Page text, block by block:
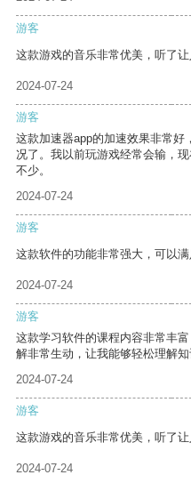
游客
这款游戏的音乐非常优美，听了让
2024-07-24
游客
这款加速器app的加速效果非常
况了。我以前玩游戏经常会输，
不少。
2024-07-24
游客
这款软件的功能非常强大，可以满
2024-07-24
游客
这款学习软件的课程内容非常丰
解非常生动，让我能够轻松理解知
2024-07-24
游客
这款游戏的音乐非常优美，听了让
2024-07-24